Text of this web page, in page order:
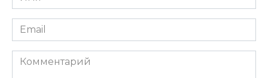
*
Email
*
Комментарий